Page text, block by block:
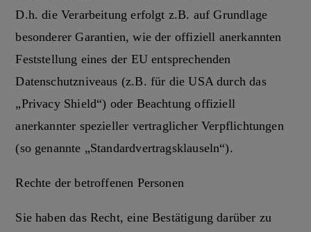
D.h. die Verarbeitung erfolgt z.B. auf Grundlage
besonderer Garantien, wie der offiziell anerkannten
Feststellung eines der EU entsprechenden
Datenschutzniveaus (z.B. für die USA durch das
„Privacy Shield“) oder Beachtung offiziell
anerkannter spezieller vertraglicher Verpflichtungen
(so genannte „Standardvertragsklauseln“).
Rechte der betroffenen Personen
Sie haben das Recht, eine Bestätigung darüber zu